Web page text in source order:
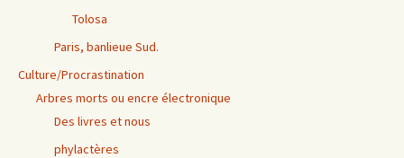
Tolosa
Paris, banlieue Sud.
Culture/Procrastination
Arbres morts ou encre électronique
Des livres et nous
phylactères